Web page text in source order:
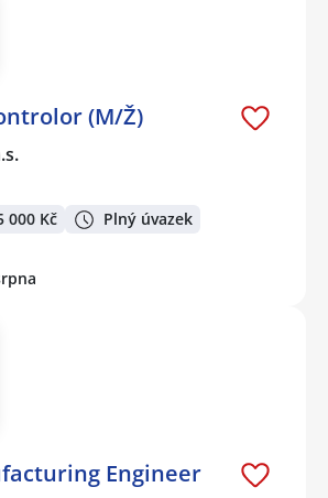
(M/Ž)
000 Kč Plný úvazek
Engineer